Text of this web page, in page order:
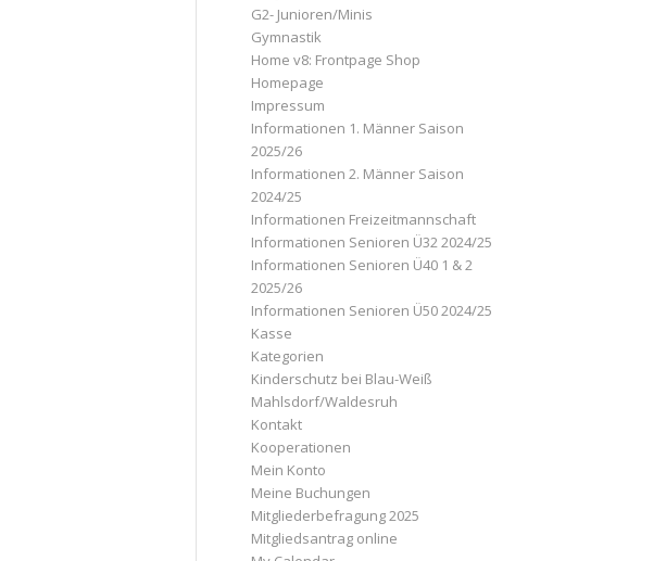
G2- Junioren/Minis
Gymnastik
Home v8: Frontpage Shop
Homepage
Impressum
Informationen 1. Männer Saison
2025/26
Informationen 2. Männer Saison
2024/25
Informationen Freizeitmannschaft
Informationen Senioren Ü32 2024/25
Informationen Senioren Ü40 1 & 2
2025/26
Informationen Senioren Ü50 2024/25
Kasse
Kategorien
Kinderschutz bei Blau-Weiß
Mahlsdorf/Waldesruh
Kontakt
Kooperationen
Mein Konto
Meine Buchungen
Mitgliederbefragung 2025
Mitgliedsantrag online